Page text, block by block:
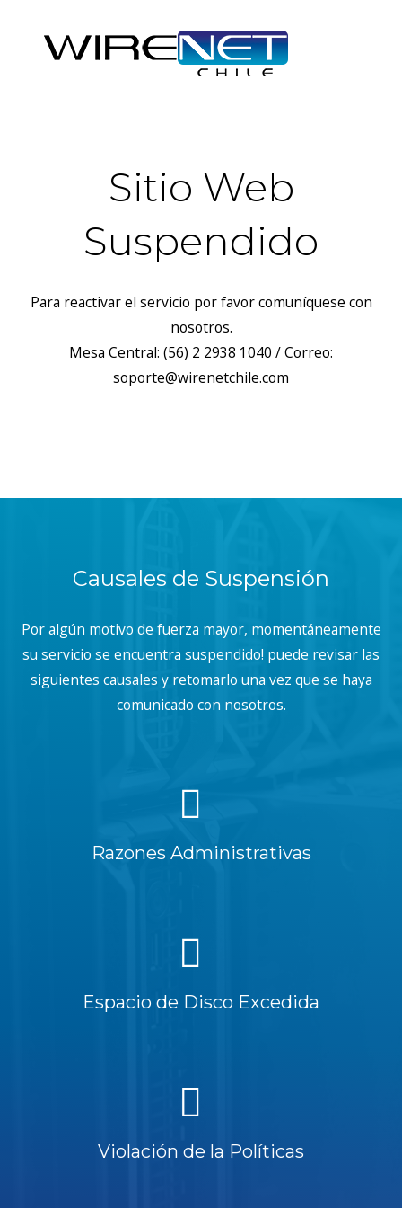
Sitio Web
Suspendido
Para reactivar el servicio por favor comuníquese con
nosotros.
Mesa Central: (56) 2 2938 1040 / Correo:
soporte@wirenetchile.com
Causales de Suspensión
Por algún motivo de fuerza mayor, momentáneamente
su servicio se encuentra suspendido! puede revisar las
siguientes causales y retomarlo una vez que se haya
comunicado con nosotros.
Razones Administrativas
Espacio de Disco Excedida
Violación de la Políticas